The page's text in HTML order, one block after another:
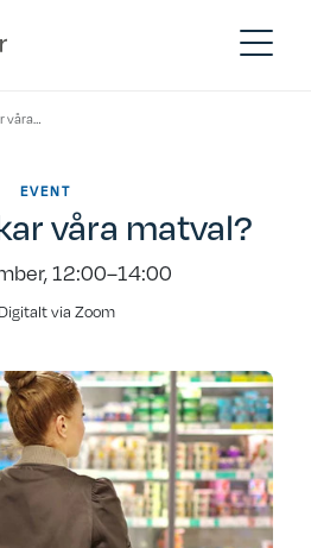
Vad påverkar våra matval?
EVENT
våra matval?
12:00–14:00
Digitalt via Zoom